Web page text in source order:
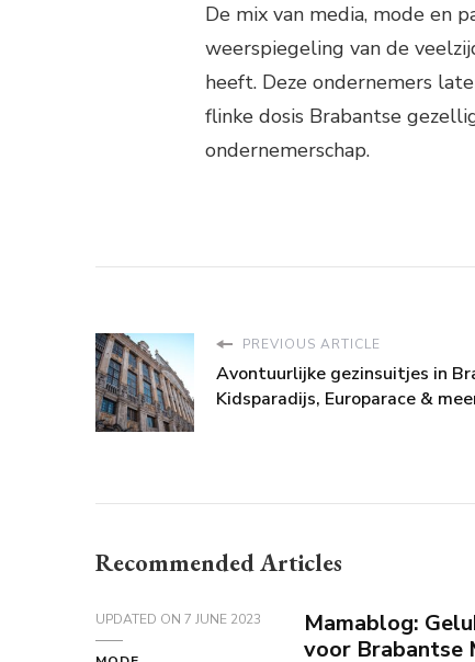
De mix van media, mode en
weerspiegeling van de
heeft. Deze ondernemers
flinke dosis Brabantse
ondernemerschap.
PREVIOUS ARTICLE
Avontuurlijke gezinsuitjes in
Kidsparadijs, Europarace &
Recommended Articles
UPDATED ON 7 JUNE 2023
Mamablog:
voor Brabantse